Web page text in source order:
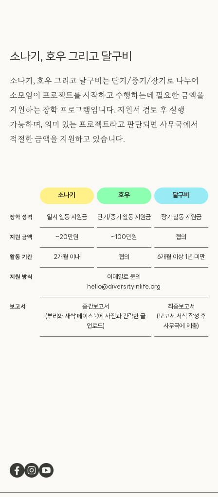
소나기, 호우 그리고 달구비
소나기, 호우 그리고 달구비는 단기/중기/장기로 나누어
소모임이 프로젝트를 시작하고 수행하는데 필요한 금액을
지원하는 장학 프로그램입니다. 지원서 검토 후 실행
가능하며, 의미 있는 프로젝트라고 판단되면 사무국에서
적절한 금액을 지원하고 있습니다.
소나기 호우 달구비
장학 성격 일시 활동 지원금 단기/중기 활동 지원금 장기 활동 지원금
지원 금액 ~20만원 ~100만원 협의
활동 기간 2개월 이내 협의 6개월 이상 1년 미만
지원 방식
이메일로 문의
hello@diversityinlife.org
보고서
중간보고서
(뿌리와 새싹 페이스북에 사진과 간략한 글
업로드)
최종보고서
(보고서 서식 작성 후
사무국에 제출)